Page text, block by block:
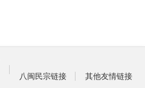
八闽民宗链接 其他友情链接